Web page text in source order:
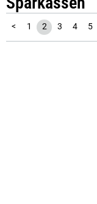
< 1 2 3 4 5